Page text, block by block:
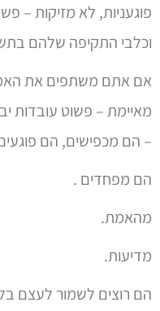
פוגעניות, לא מזיקות –
וכלבי התקיפה שלהם
אם אתם משתפים את
מאיימת – פשוט עובדות
– הם מכפישים, הם
הם מפחדים .
מהאמת.
מדיעות.
הם רוצים לשמור לעצם